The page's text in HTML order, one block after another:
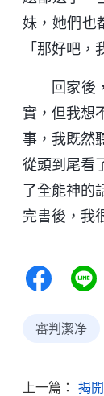
妹，她們也
「那好吧
回家後
實，但我想
事，我既然
從頭到尾看
了全能神的
完書後，我
審判潔净
上一篇： 揭